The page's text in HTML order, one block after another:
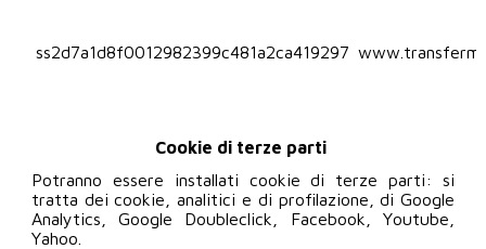
ss2d7a1d8f0012982399c481a2ca419297
Cookie di terze parti
Potranno essere installati cookie di terze parti: si
tratta dei cookie, analitici e di profilazione, di Google
Analytics, Google Doubleclick, Facebook, Youtube,
Yahoo.